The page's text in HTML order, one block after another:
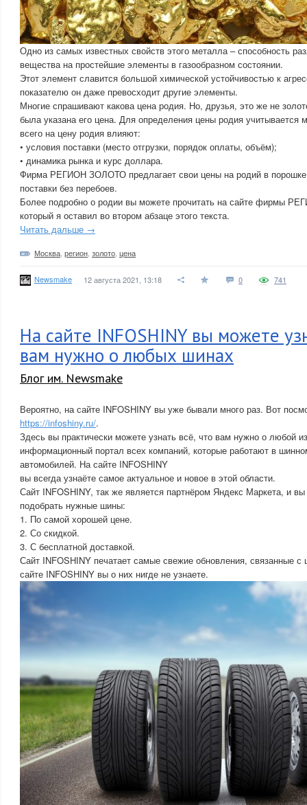
Одно из самых известных свойств этого металла – способность
вещества на простейшие элементы в газообразном состоянии.
Этот элемент славится большой химической устойчивостью к
показателю он даже превосходит другие элементы.
Многие спрашивают какова цена родия. Но, друзья, это же не
была указана его цена. Для определения цены родия учитывается
всего на цену родия влияют:
• условия поставки (место отгрузки, порядок оплаты, объём);
• динамика рынка и курс доллара.
Фирма РЕГИОН ЗОЛОТО предлагает свои цены на родий в порошке
поставки без перебоев.
Более подробно о родии вы можете прочитать на сайте фирмы
который я оставил во втором абзаце этого текста.
Читать дальше →
Москва регион золото цена
Newsmake 12 августа 2021, 13:18 0 741
На сайте INFOSHINY вы можете
вам нужно о любых шинах
Блог им. Newsmake
Вероятно, на сайте INFOSHINY вы уже бывали много раз. Вот
https://infoshiny.ru/.
Здесь вы практически можете узнать всё, что вам нужно о любой
информационный портал всех компаний, которые работают в
автомобилей. На сайте INFOSHINY
вы всегда узнаёте самое актуальное и новое в этой области.
Сайт INFOSHINY, так же является партнёром Яндекс Маркета, и
подобрать нужные шины:
1. По самой хорошей цене.
2. Со скидкой.
3. С бесплатной доставкой.
Сайт INFOSHINY печатает самые свежие обновления, связанные
сайте INFOSHINY вы о них нигде не узнаете.